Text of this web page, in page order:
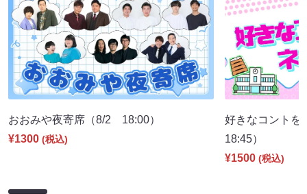
おおみや夜寄席（8/2 18:00）
¥1300 (税込)
好きなコント
18:45）
¥1500 (税込)